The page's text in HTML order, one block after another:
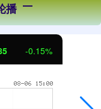
播
-0.15%